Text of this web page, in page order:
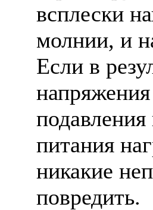
всплески
молнии, и
Если в
питания
никакие
повредить.